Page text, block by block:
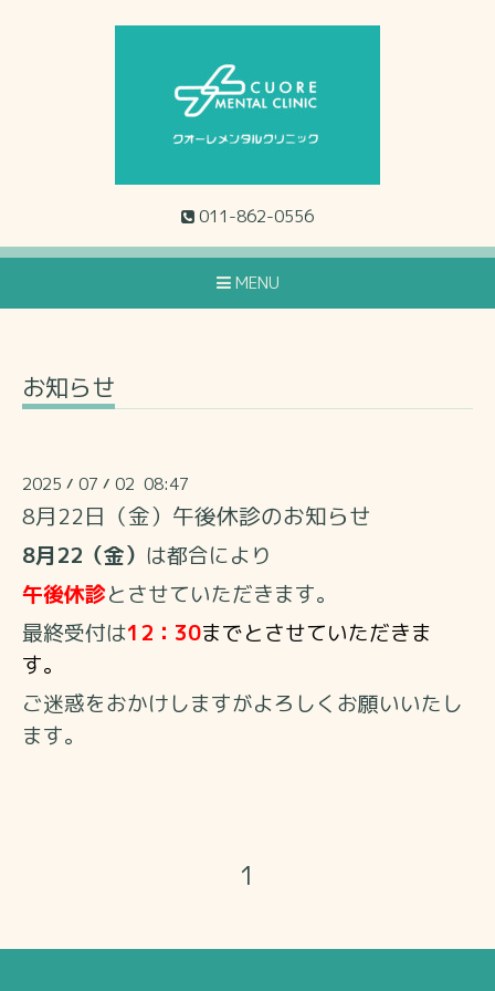
011-862-0556
MENU
お知らせ
2025 / 07 / 02 08:47
8月22日（金）午後休診のお知らせ
8月22（金） は都合により
午後休診とさせていただきます。
最終受付は12：30までとさせていただきま
す。
ご迷惑をおかけしますがよろしくお願いいたし
ます。
1